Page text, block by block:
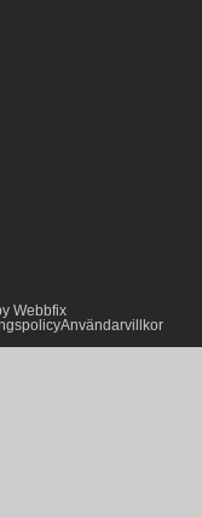
Webbfix
Användarvillkor